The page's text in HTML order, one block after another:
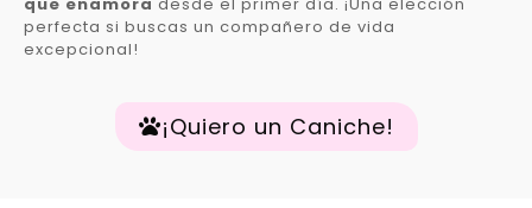
perfecta si buscas un compañero de vida
excepcional!
¡Quiero un Caniche!